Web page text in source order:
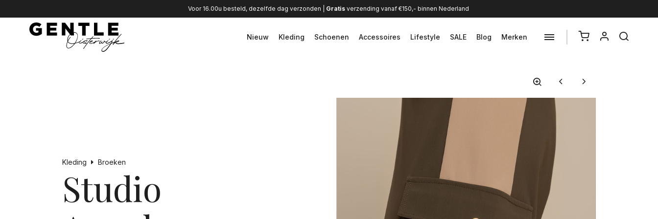
Voor 16.00u besteld, dezelfde dag verzonden | Gratisverzending vanaf €150,- binnen Nederland
Nieuw Kleding Schoenen Accessoires Lifestyle SALE Blog Merken
Kleding Broeken
Studio